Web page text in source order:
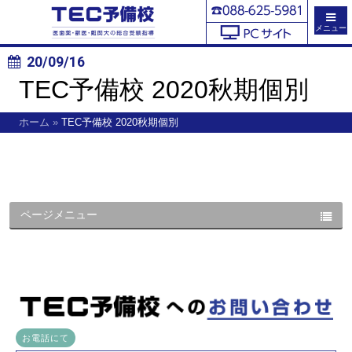
メニュー
20/09/16
TEC予備校 2020秋期個別
ホーム » TEC予備校 2020秋期個別
ページメニュー
お電話にて